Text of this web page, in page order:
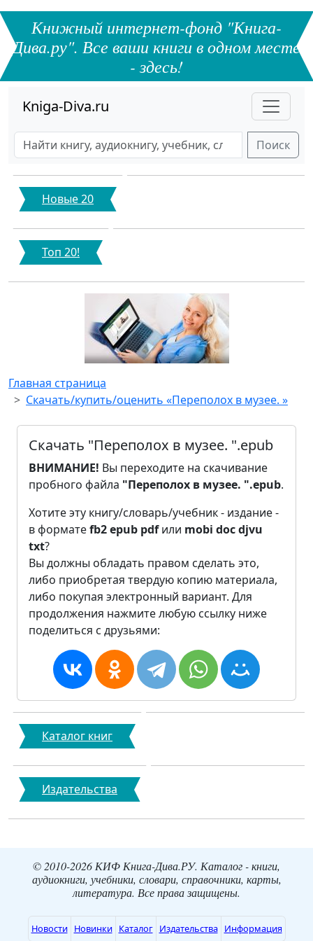
Книжный интернет-фонд "Книга-
Дива.ру". Все ваши книги в одном месте
- здесь!
Kniga-Diva.ru
Поиск
Новые 20
Топ 20!
Главная страница
Скачать/купить/оценить «Переполох в музее. »
Скачать "Переполох в музее. ".epub
ВНИМАНИЕ! Вы переходите на скачивание
пробного файла "Переполох в музее. ".epub.
Хотите эту книгу/словарь/учебник - издание -
в форматеfb2epub pdfили mobi docdjvu
txt?
Вы должны обладать правом сделать это,
либо приобретая твердую копию материала,
либо покупая электронный вариант. Для
продолжения нажмите любую ссылку ниже
поделиться с друзьями:
Каталог книг
Издательства
© 2010-2026 КИФ Книга-Дива.РУ. Каталог - книги,
аудиокниги, учебники, словари, справочники, карты,
литература. Все права защищены.
Новости Новинки Каталог Издательства Информация